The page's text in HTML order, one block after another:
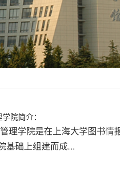
院简介：
理学院是在上海大学图书情
基础上组建而成...